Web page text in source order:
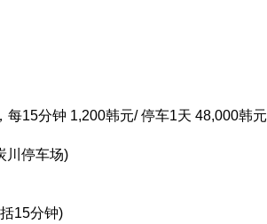
15分钟 1,200韩元/ 停车1天 48,000韩元
川停车场)
15分钟)